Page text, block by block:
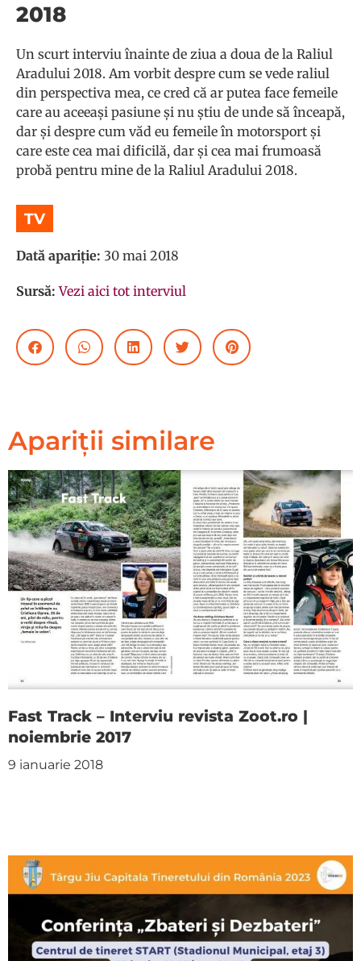
2018
Un scurt interviu înainte de ziua a doua de la Raliul
Aradului 2018. Am vorbit despre cum se vede raliul
din perspectiva mea, ce cred că ar putea face femeile
care au aceeași pasiune și nu știu de unde să înceapă,
dar și despre cum văd eu femeile în motorsport și
care este cea mai dificilă, dar și cea mai frumoasă
probă pentru mine de la Raliul Aradului 2018.
TV
Dată apariție: 30 mai 2018
Sursă: Vezi aici tot interviul
Apariții similare
Fast Track – Interviu revista Zoot.ro |
noiembrie 2017
9 ianuarie 2018